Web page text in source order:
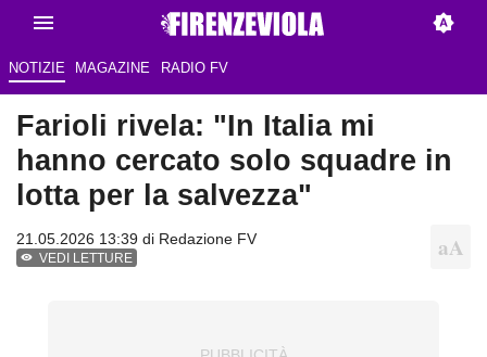
NOTIZIE MAGAZINE RADIO FV
Farioli rivela: "In Italia mi
hanno cercato solo squadre in
lotta per la salvezza"
21.05.2026 13:39 di Redazione FV
VEDI LETTURE